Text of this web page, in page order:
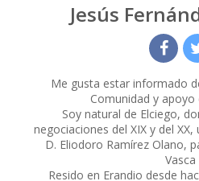
Jesús
Me gusta estar informado
Comunidad y apoyo
Soy natural de Elciego,
negociaciones del XIX y del
D. Eliodoro Ramírez Olano,
Vasca
Resido en Erandio desde